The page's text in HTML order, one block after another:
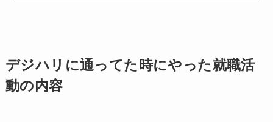
デジハリに通ってた時にやった就職活
動の内容